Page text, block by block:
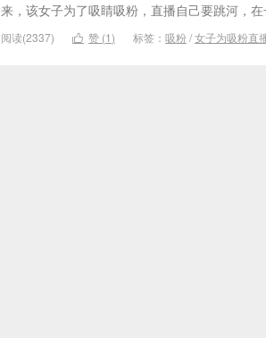
来，该女子为了吸睛吸粉，直播自己要跳河，
阅读(2337)  赞 (1) 标签： 吸粉/女子为吸粉直